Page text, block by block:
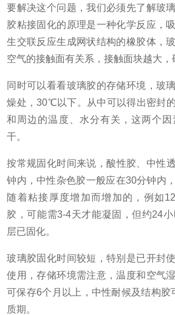
要解决这个问题，我们必须先了解玻
胶粘接固化的原理是一种化学反应，
生交联反应生成网状结构的橡胶体，
空气的接触面有关系，接触面块越大，
同时可以看看玻璃胶的存储环境，玻
燥处，30℃以下。从中可以得出密封
和周边的温度、水分有关，这两个因
干。
按常规固化时间来说，酸性胶、中性
钟内，中性杂色胶一般应在30分钟内
随着粘接厚度增加而增加的，例如
胶，可能需3-4天才能凝固，但约24
层已固化。
玻璃胶固化时间较短，特别是已开封
使用，存储环境需注意，温度和空气
可保存6个月以上，中性耐候及结构胶
质期。